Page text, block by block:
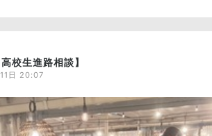
校生進路相談】
日 20:07